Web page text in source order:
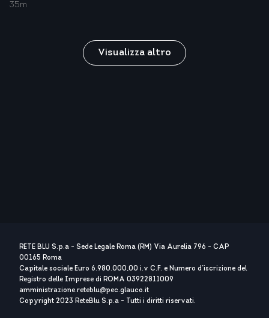
35m
Visualizza altro
RETE BLU S.p.a - Sede Legale Roma (RM) Via Aurelia 796 - CAP
00165 Roma
Capitale sociale Euro 6.980.000,00 i.v C.F. e Numero d’iscrizione del
Registro delle Imprese di ROMA 03922811009
amministrazione.reteblu@pec.glauco.it
Copyright 2023 ReteBlu S.p.a - Tutti i diritti riservati.